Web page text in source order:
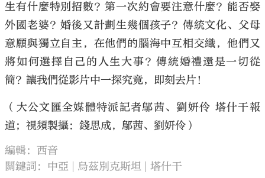
生有什麼特別招數？第一次約會要注意什麼？能否娶
外國老婆？婚後又計劃生幾個孩子？傳統文化、父母
意願與獨立自主，在他們的腦海中互相交織，他們又
將如何選擇自己的人生大事？傳統婚禮還是一切從
簡？讓我們從影片中一探究竟，即刻去片！
（大公文匯全媒體特派記者鄔茜、劉妍伶 塔什干報
道；視頻製攝：錢思成，鄔茜、劉妍伶）
編輯：西音
關鍵詞： 中亞 烏茲別克斯坦 塔什干